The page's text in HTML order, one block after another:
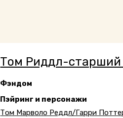
Том Риддл-старший
Фэндом
Пэйринг и персонажи
Том Марволо Реддл/Гарри